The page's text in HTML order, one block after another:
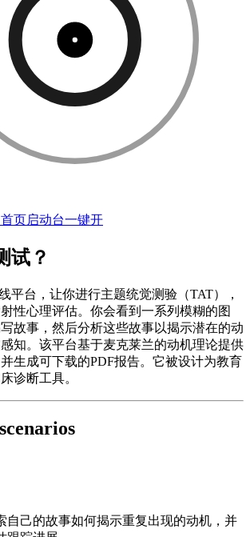
页启动台一键开
试？
平台，让你进行主题统觉测验（TAT），
性心理评估。你会看到一系列模糊的图
故事，然后分析这些故事以揭示潜在的动
知。该平台基于麦克莱兰的动机理论提供
生成可下载的PDF报告。它被设计为教育
诊断工具。
自己的故事如何揭示重复出现的动机，并